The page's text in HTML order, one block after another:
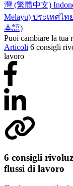
灣 (繁體中文)
Melayu) ประเทศไท
本語)
Puoi cambiare la tua
Articoli 6 consigli
lavoro
6 consigli
flussi di lavoro